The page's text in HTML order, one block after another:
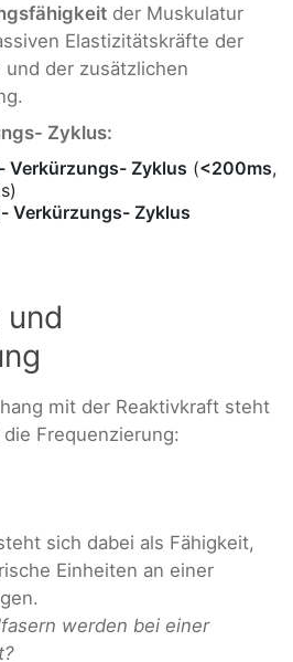
der Muskulatur
Elastizitätskräfte der
der zusätzlichen
Zyklus:
Verkürzungs- Zyklus (<200ms,
Verkürzungs- Zyklus
und
mit der Reaktivkraft steht
Frequenzierung:
sich dabei als Fähigkeit,
Einheiten an einer
werden bei einer